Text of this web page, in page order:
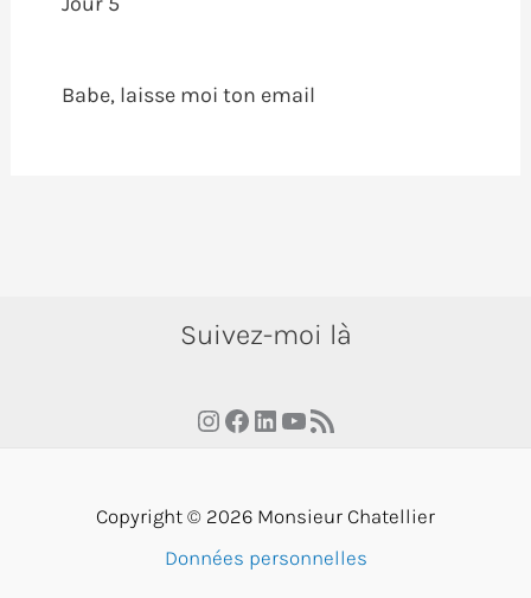
Babe, laisse moi ton email
Suivez-moi là
Instagram
Facebook
LinkedIn
YouTube
RSS Feed
Copyright © 2026 Monsieur Chatellier
Données personnelles